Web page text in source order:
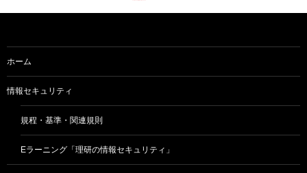
ホーム
情報セキュリティ
規程・基準・関連規則
Eラーニング「理研の情報セキュリティ」